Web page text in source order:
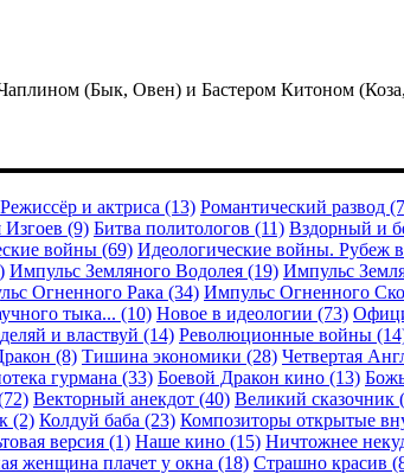
(Бык, Овен) и Бастером Китоном
Режиссёр и актриса (13) Романтический развод
Изгоев (9) Битва политологов (11) Вздорный и
войны (69) Идеологические войны. Рубеж
Импульс Земляного Водолея (19) Импульс
Огненного Рака (34) Импульс Огненного
тыка... (10) Новое в идеологии (73)
и властвуй (14) Революционные войны
(8) Тишина экономики (28) Четвертая
гурмана (33) Боевой Дракон кино (13)
Векторный анекдот (40) Великий сказочник
(2) Колдуй баба (23) Композиторы открытые
версия (1) Наше кино (15) Ничтожнее
женщина плачет у окна (18) Страшно красив